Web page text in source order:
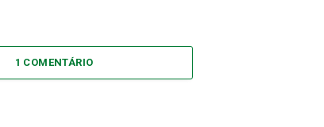
1 COMENTÁRIO